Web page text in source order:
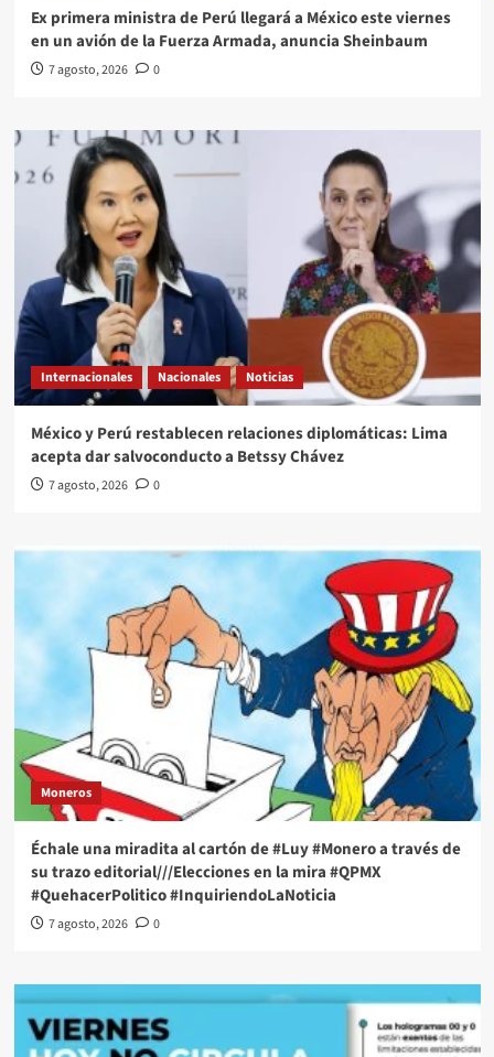
Ex primera ministra de Perú llegará a México este viernes
en un avión de la Fuerza Armada, anuncia Sheinbaum
7 agosto, 2026 0
Internacionales Nacionales Noticias
México y Perú restablecen relaciones diplomáticas: Lima
acepta dar salvoconducto a Betssy Chávez
7 agosto, 2026 0
Moneros
Échale una miradita al cartón de #Luy #Monero a través de
su trazo editorial///Elecciones en la mira #QPMX
#QuehacerPolitico #InquiriendoLaNoticia
7 agosto, 2026 0